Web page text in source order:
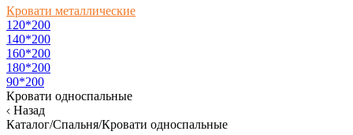
Кровати металлические
120*200
140*200
160*200
180*200
90*200
Кровати односпальные
Назад
Каталог/Спальня/Кровати односпальные